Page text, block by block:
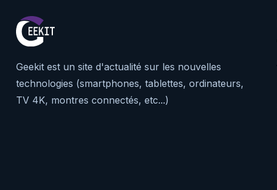
Geekit est un site d'actualité sur les nouvelles
technologies (smartphones, tablettes, ordinateurs,
TV 4K, montres connectés, etc...)